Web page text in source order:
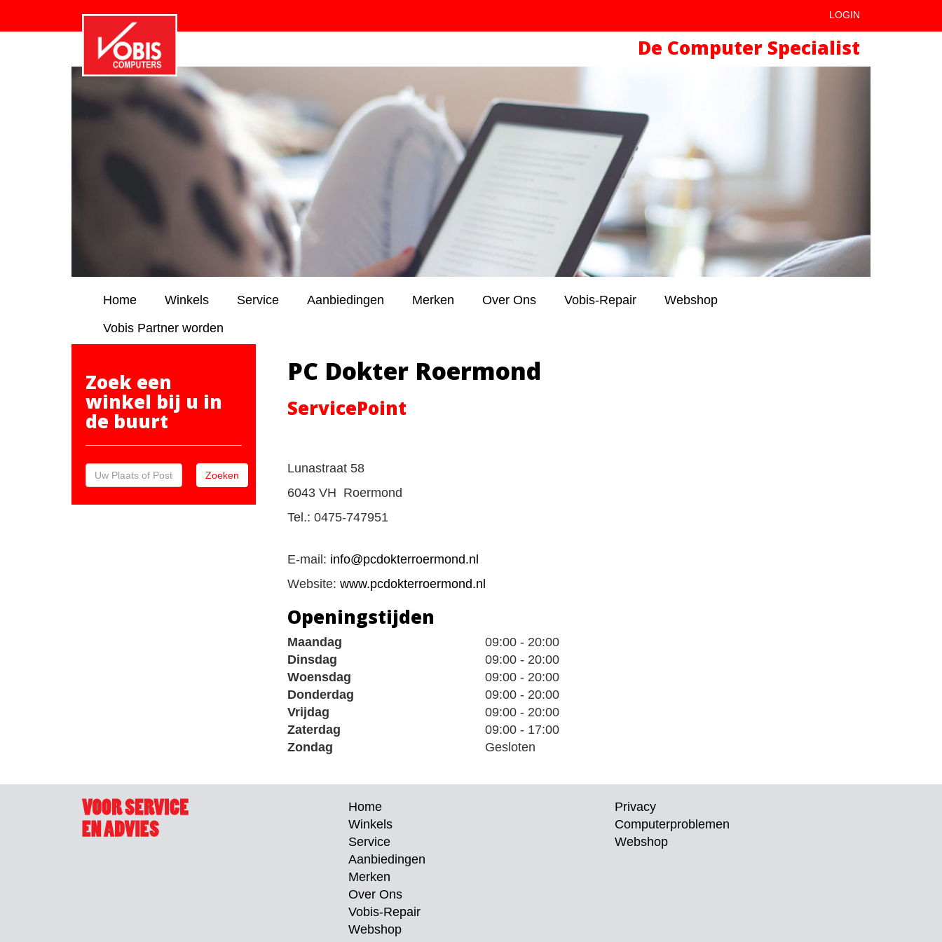
De Computer Specialist
LOGIN
Home Winkels Service Aanbiedingen Merken Over Ons Vobis-Repair
Webshop
Vobis Partner worden
PC Dokter Roermond
ServicePoint
Lunastraat 58
6043 VH Roermond
Tel.: 0475-747951
E-mail: info@pcdokterroermond.nl
Website: www.pcdokterroermond.nl
Openingstijden
Maandag
09:00 - 20:00
Dinsdag
09:00 - 20:00
Woensdag
09:00 - 20:00
Donderdag
09:00 - 20:00
Vrijdag
09:00 - 20:00
Zaterdag
09:00 - 17:00
Zondag
Gesloten
Zoek een
winkel bij u in
de buurt
Home
Winkels
Service
Aanbiedingen
Merken
Over Ons
Vobis-Repair
Webshop
Privacy
Computerproblemen
Webshop